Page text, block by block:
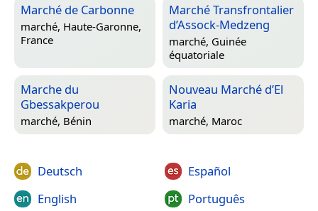
Marché de Carbonne
marché, Haute-Garonne,
France
Marché Transfrontalier
d’Assock-Medzeng
marché, Guinée
équatoriale
Marche du
Gbessakperou
marché, Bénin
Nouveau Marché d’El
Karia
marché, Maroc
Deutsch
English
Español
Português